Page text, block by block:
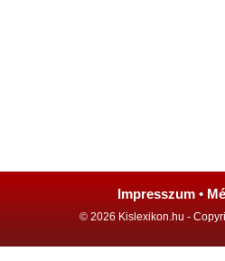
Impresszum •
© 2026 Kislexikon.hu -